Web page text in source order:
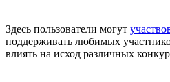
Здесь пользователи могут
поддерживать любимых
влиять на исход различных